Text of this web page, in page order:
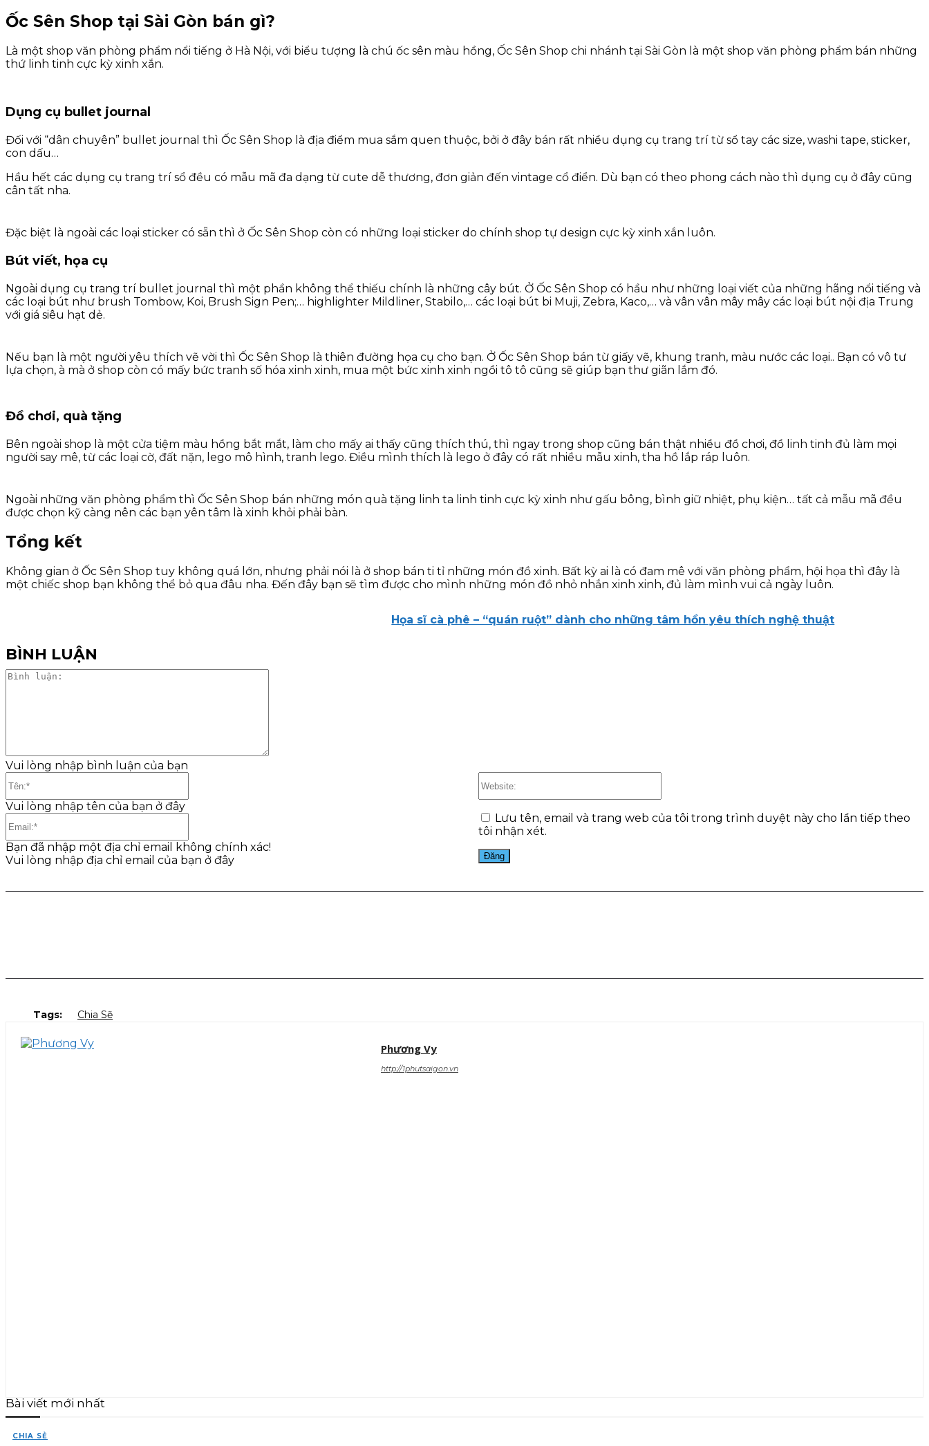
Ốc Sên Shop tại Sài Gòn bán gì?
Là một shop văn phòng phẩm nổi tiếng ở Hà Nội, với biểu tượng là chú ốc sên màu hồng, Ốc Sên Shop chi nhánh tại Sài Gòn là một shop văn phòng phẩm bán những
thứ linh tinh cực kỳ xinh xắn.
Dụng cụ bullet journal
Đối với “dân chuyên” bullet journal thì Ốc Sên Shop là địa điểm mua sắm quen thuộc, bởi ở đây bán rất nhiều dụng cụ trang trí từ sổ tay các size, washi tape, sticker,
con dấu…
Hầu hết các dụng cụ trang trí sổ đều có mẫu mã đa dạng từ cute dễ thương, đơn giản đến vintage cổ điển. Dù bạn có theo phong cách nào thì dụng cụ ở đây cũng
cân tất nha.
Đặc biệt là ngoài các loại sticker có sẵn thì ở Ốc Sên Shop còn có những loại sticker do chính shop tự design cực kỳ xinh xắn luôn.
Bút viết, họa cụ
Ngoài dụng cụ trang trí bullet journal thì một phần không thể thiếu chính là những cây bút. Ở Ốc Sên Shop có hầu như những loại viết của những hãng nổi tiếng và
các loại bút như brush Tombow, Koi, Brush Sign Pen;… highlighter Mildliner, Stabilo,… các loại bút bi Muji, Zebra, Kaco,… và vân vân mây mây các loại bút nội địa Trung
với giá siêu hạt dẻ.
Nếu bạn là một người yêu thích vẽ vời thì Ốc Sên Shop là thiên đường họa cụ cho bạn. Ở Ốc Sên Shop bán từ giấy vẽ, khung tranh, màu nước các loại.. Bạn có vô tư
lựa chọn, à mà ở shop còn có mấy bức tranh số hóa xinh xinh, mua một bức xinh xinh ngồi tô tô cũng sẽ giúp bạn thư giãn lắm đó.
Đồ chơi, quà tặng
Bên ngoài shop là một cửa tiệm màu hồng bắt mắt, làm cho mấy ai thấy cũng thích thú, thì ngay trong shop cũng bán thật nhiều đồ chơi, đồ linh tinh đủ làm mọi
người say mê, từ các loại cờ, đất nặn, lego mô hình, tranh lego. Điều mình thích là lego ở đây có rất nhiều mẫu xinh, tha hồ lắp ráp luôn.
Ngoài những văn phòng phẩm thì Ốc Sên Shop bán những món quà tặng linh ta linh tinh cực kỳ xinh như gấu bông, bình giữ nhiệt, phụ kiện… tất cả mẫu mã đều
được chọn kỹ càng nên các bạn yên tâm là xinh khỏi phải bàn.
Tổng kết
Không gian ở Ốc Sên Shop tuy không quá lớn, nhưng phải nói là ở shop bán ti tỉ những món đồ xinh. Bất kỳ ai là có đam mê với văn phòng phẩm, hội họa thì đây là
một chiếc shop bạn không thể bỏ qua đâu nha. Đến đây bạn sẽ tìm được cho mình những món đồ nhỏ nhắn xinh xinh, đủ làm mình vui cả ngày luôn.
Họa sĩ cà phê – “quán ruột” dành cho những tâm hồn yêu thích nghệ thuật
BÌNH LUẬN
Vui lòng nhập bình luận của bạn
Vui lòng nhập tên của bạn ở đây
Bạn đã nhập một địa chỉ email không chính xác!
Vui lòng nhập địa chỉ email của bạn ở đây
Lưu tên, email và trang web của tôi trong trình duyệt này cho lần tiếp theo
tôi nhận xét.
Tags: Chia Sẽ
Phương Vy
http://1phutsaigon.vn
Bài viết mới nhất
CHIA SẺ